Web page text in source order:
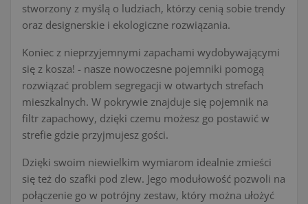
stworzony z myślą o ludziach, którzy cenią sobie trendy
oraz designerskie i ekologiczne rozwiązania.
Koniec z nieprzyjemnymi zapachami wydobywającymi
się z kosza! - nasze nowoczesne pojemniki pomogą
rozwiązać problem segregacji w otwartych strefach
mieszkalnych. W pokrywie znajduje się pojemnik na
filtr zapachowy, dzięki czemu możesz go postawić w
strefie gdzie przyjmujesz gości.
Dzięki swoim niewielkim wymiarom idealnie zmieści
się też do szafki pod zlew. Jego modułowość pozwoli na
połączenie go w potrójny zestaw, który można ułożyć